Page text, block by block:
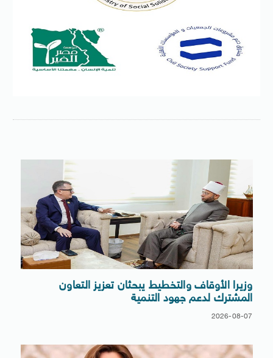
وزيرا الأوقاف والتخطيط يبحثان تعزيز التعاون
المشترك لدعم جهود التنمية
2026-08-07